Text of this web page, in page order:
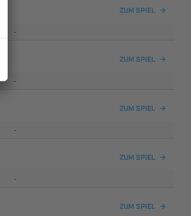
ZUM SPIEL
-
ZUM SPIEL
-
ZUM SPIEL
-
ZUM SPIEL
-
ZUM SPIEL